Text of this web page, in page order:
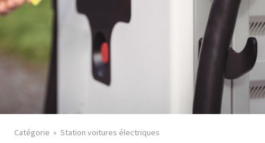
Catégorie Station voitures électriques